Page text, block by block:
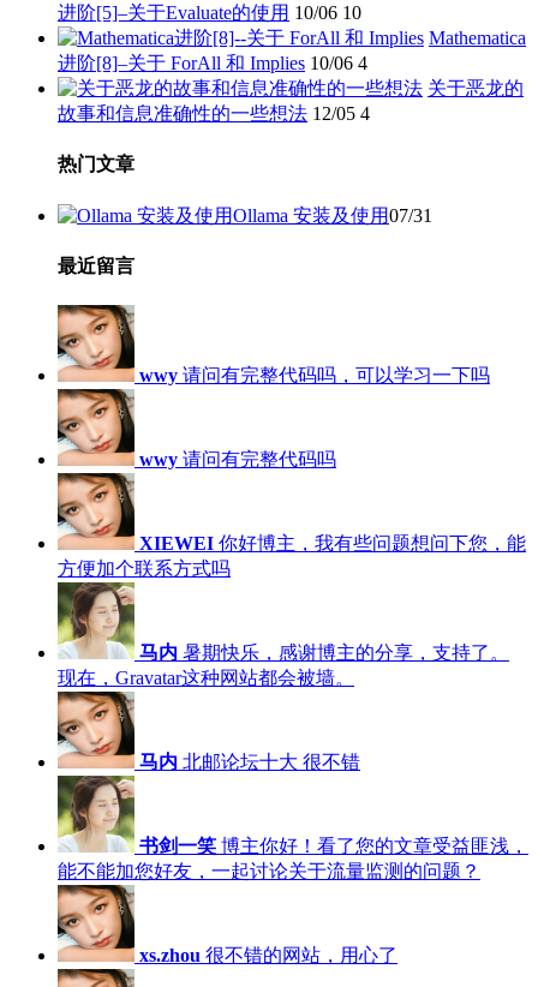
进阶[5]–关于Evaluate的使用 10/06 10
Mathematica
进阶[8]–关于 ForAll 和 Implies 10/06 4
关于恶龙的
故事和信息准确性的一些想法 12/05 4
热门文章
Ollama 安装及使用07/31
最近留言
wwy 请问有完整代码吗，可以学习一下吗
wwy 请问有完整代码吗
XIEWEI 你好博主，我有些问题想问下您，能
方便加个联系方式吗
马内 暑期快乐，感谢博主的分享，支持了。
现在，Gravatar这种网站都会被墙。
马内 北邮论坛十大 很不错
书剑一笑 博主你好！看了您的文章受益匪浅，
能不能加您好友，一起讨论关于流量监测的问题？
xs.zhou 很不错的网站，用心了